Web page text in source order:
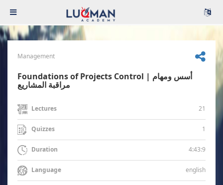
Management
Foundations of Projects Control | أسس ومهام
مراقبة المشاريع
Lectures 21
Quizzes 1
Duration 4:43:9
Language english